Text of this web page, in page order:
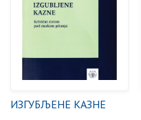
ИЗГУБЉЕНЕ КАЗНЕ